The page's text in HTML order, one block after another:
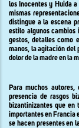
los Inocentes y Huida
mismas
distingue a la escena
estilo algunos
gestos, detalles como
manos, la agitación del
dolor de la madre en la
Para muchos
presencia de rasgos
bizantinizantes que en
importantes en Francia
se hacen presentes en